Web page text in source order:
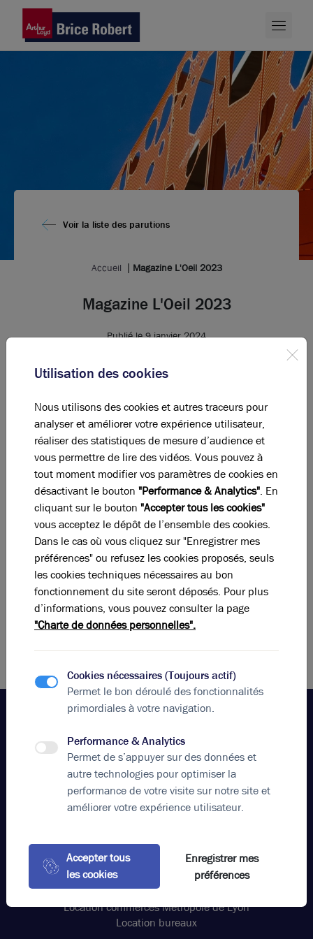
Voir la liste des parutions
Accueil Magazine L'Oeil 2023
Magazine L'Oeil 2023
Publié le 9 janvier 2024
annuel L'Oeil.
En plus d’articles sur Lyon, l’immobilier et la vie de
l’entreprise, une centaine d’offres Bureaux, Locaux
d’Activités et Commerces y sont présentées.
Téléchargez le magazine de
l'immobilier
Télécharger
Votre agence
Brice Robert Arthur Loyd
Appeler
contact@bricerobert.com
Location bureaux Grand Est Lyon
Vente locaux d'activités Grand Est Lyon
Location commerces Métropole de Lyon
Location bureaux
Utilisation des cookies
Nous utilisons des cookies et autres traceurs pour
analyser et améliorer votre expérience utilisateur,
réaliser des statistiques de mesure d’audience et
vous permettre de lire des vidéos. Vous pouvez à
tout moment modifier vos paramètres de cookies en
désactivant le bouton "Performance & Analytics". En
cliquant sur le bouton "Accepter tous les cookies"
vous acceptez le dépôt de l’ensemble des cookies.
Dans le cas où vous cliquez sur "Enregistrer mes
préférences" ou refusez les cookies proposés, seuls
les cookies techniques nécessaires au bon
fonctionnement du site seront déposés. Pour plus
d’informations, vous pouvez consulter la page
"Charte de données personnelles".
Cookies nécessaires (Toujours actif)
Permet le bon déroulé des fonctionnalités
primordiales à votre navigation.
Performance & Analytics
Permet de s’appuyer sur des données et
autre technologies pour optimiser la
performance de votre visite sur notre site et
améliorer votre expérience utilisateur.
Accepter tous
les cookies
Enregistrer mes
préférences